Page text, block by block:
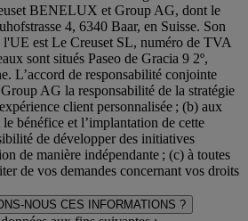
BENELUX et Group AG, dont le
4, 6340 Baar, en Suisse. Son
l'UE est Le Creuset SL, numéro de TVA
sont situés Paseo de Gracia 9 2º,
L’accord de responsabilité conjointe
AG la responsabilité de la stratégie
client personnalisée ; (b) aux
bénéfice et l’implantation de cette
de développer des initiatives
de manière indépendante ; (c) à toutes
de vos demandes concernant vos droits
NOUS CES INFORMATIONS ?